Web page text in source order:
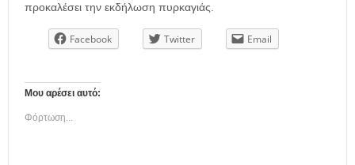
προκαλέσει την εκδήλωση πυρκαγιάς.
Facebook Twitter Email
Μου αρέσει αυτό:
Φόρτωση...